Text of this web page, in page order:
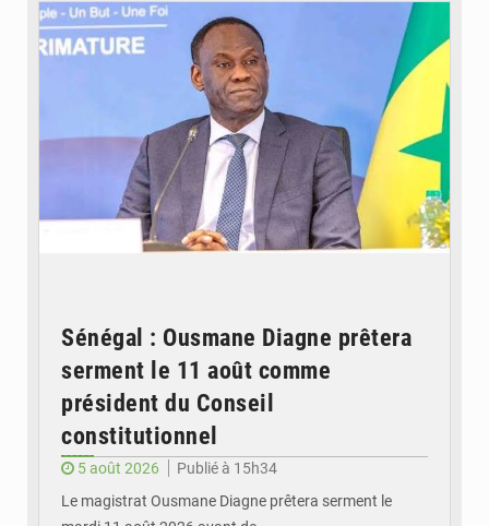
Sénégal : Ousmane Diagne prêtera
serment le 11 août comme
président du Conseil
constitutionnel
5 août 2026
Publié à 15h34
Le magistrat Ousmane Diagne prêtera serment le